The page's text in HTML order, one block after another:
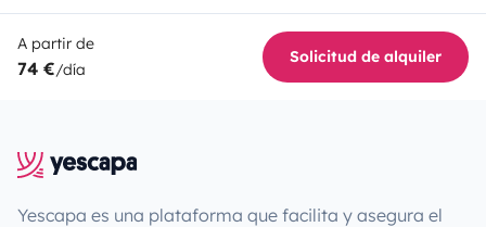
A partir de
74 €/día
Solicitud de alquiler
Yescapa es una plataforma que facilita y asegura el